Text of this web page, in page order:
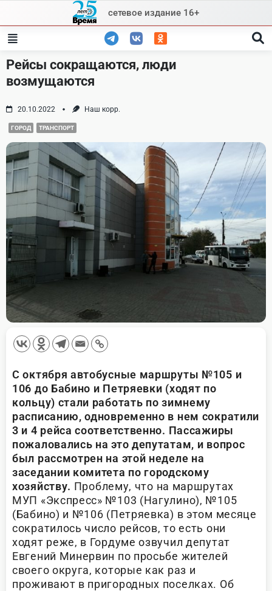
content
сетевое издание 16+
Рейсы сокращаются, люди
возмущаются
20.10.2022 Наш корр.
ГОРОД ТРАНСПОРТ
С октября автобусные маршруты №105 и
106 до Бабино и Петряевки (ходят по
кольцу) стали работать по зимнему
расписанию, одновременно в нем сократили
3 и 4 рейса соответственно. Пассажиры
пожаловались на это депутатам, и вопрос
был рассмотрен на этой неделе на
заседании комитета по городскому
хозяйству. Проблему, что на маршрутах
МУП «Экспресс» №103 (Нагулино), №105
(Бабино) и №106 (Петряевка) в этом месяце
сократилось число рейсов, то есть они
ходят реже, в Гордуме озвучил депутат
Евгений Минервин по просьбе жителей
своего округа, которые как раз и
проживают в пригородных поселках. Об